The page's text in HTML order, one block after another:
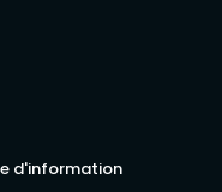
d'information